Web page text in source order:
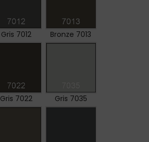
Gris 7012 Bronze 7013
Gris 7022 Gris 7035